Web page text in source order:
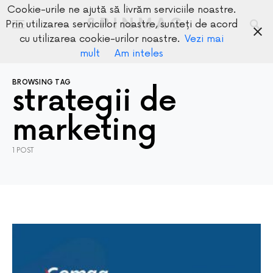
SPINMAG
BROWSING TAG
strategii de
marketing
1 POST
Cookie-urile ne ajută să livrăm serviciile noastre.
Prin utilizarea serviciilor noastre, sunteți de acord
cu utilizarea cookie-urilor noastre. Vezi mai
mult
Am inteles